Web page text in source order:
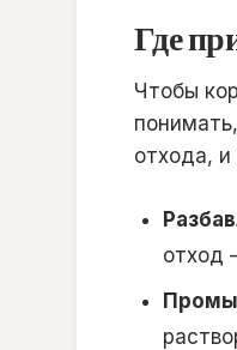
Где
Чтобы
отхода, и
отход